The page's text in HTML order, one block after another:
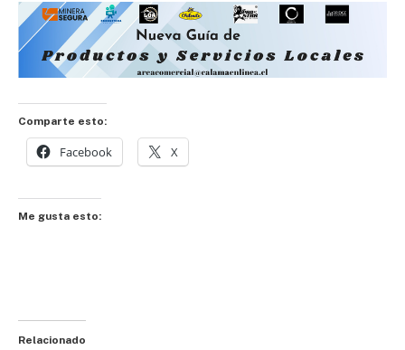
Comparte esto:
Facebook X
Me gusta esto:
Relacionado